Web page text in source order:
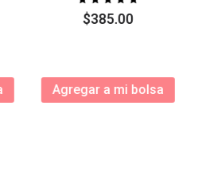
$385.00
Agregar a mi bolsa